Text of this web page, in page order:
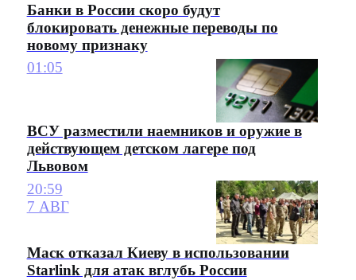
Банки в России скоро будут
блокировать денежные переводы по
новому признаку
01:05
ВСУ разместили наемников и оружие в
действующем детском лагере под
Львовом
20:59
7 АВГ
Маск отказал Киеву в использовании
Starlink для атак вглубь России